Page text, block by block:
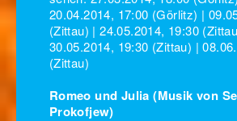
20.04.2014, 17:00 (Görlitz) |
(Zittau) | 24.05.2014, 19:30
30.05.2014, 19:30 (Zittau) |
(Zittau)
Romeo und Julia (Musik von
Prokofjew)